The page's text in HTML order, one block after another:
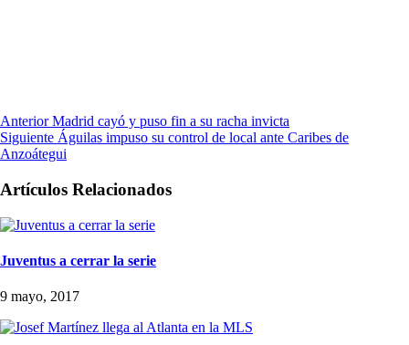
Anterior Madrid cayó y puso fin a su racha invicta
Siguiente Águilas impuso su control de local ante Caribes de
Anzoátegui
Artículos Relacionados
Juventus a cerrar la serie
9 mayo, 2017